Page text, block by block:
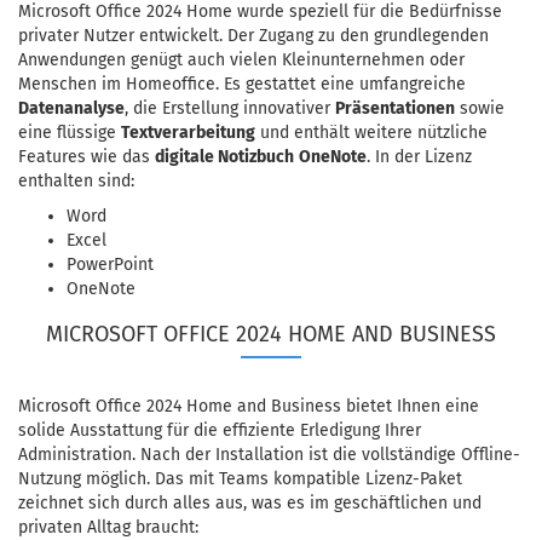
Microsoft Office 2024 Home wurde speziell für die Bedürfnisse
privater Nutzer entwickelt. Der Zugang zu den grundlegenden
Anwendungen genügt auch vielen Kleinunternehmen oder
Menschen im Homeoffice. Es gestattet eine umfangreiche
Datenanalyse, die Erstellung innovativer Präsentationen sowie
eine flüssige Textverarbeitung und enthält weitere nützliche
Features wie das digitale Notizbuch OneNote. In der Lizenz
enthalten sind:
Word
Excel
PowerPoint
OneNote
MICROSOFT OFFICE 2024 HOME AND BUSINESS
Microsoft Office 2024 Home and Business bietet Ihnen eine
solide Ausstattung für die effiziente Erledigung Ihrer
Administration. Nach der Installation ist die vollständige Offline-
Nutzung möglich. Das mit Teams kompatible Lizenz-Paket
zeichnet sich durch alles aus, was es im geschäftlichen und
privaten Alltag braucht: